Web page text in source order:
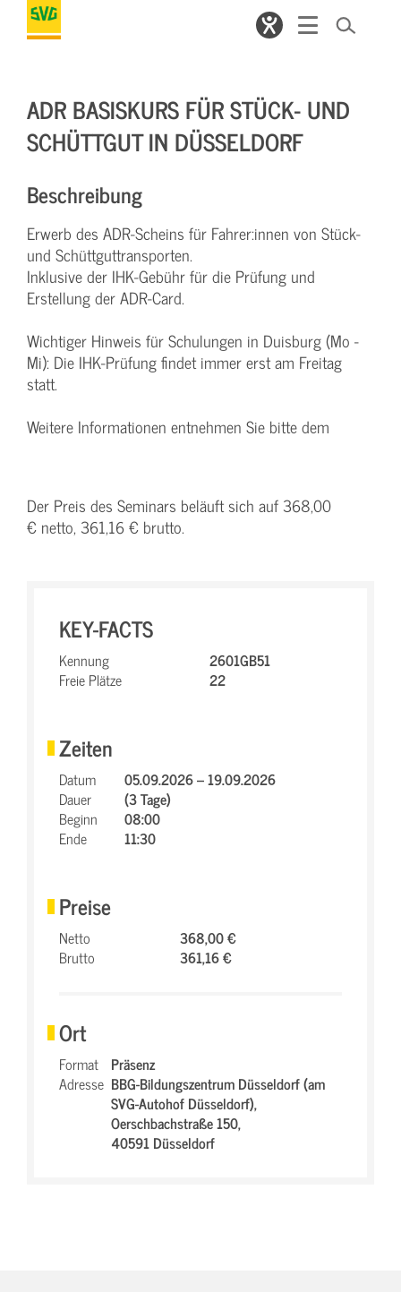
ADR BASISKURS FÜR STÜCK- UND
SCHÜTTGUT IN DÜSSELDORF
Beschreibung
Erwerb des ADR-Scheins für Fahrer:innen von Stück-
und Schüttguttransporten.
Inklusive der IHK-Gebühr für die Prüfung und
Erstellung der ADR-Card.
Wichtiger Hinweis für Schulungen in Duisburg (Mo -
Mi): Die IHK-Prüfung findet immer erst am Freitag
statt.
Weitere Informationen entnehmen Sie bitte dem
Der Preis des Seminars beläuft sich auf 368,00
€ netto, 361,16 € brutto.
KEY-FACTS
Kennung
2601GB51
Freie Plätze
22
Zeiten
Datum
05.09.2026 – 19.09.2026
Dauer
(3 Tage)
Beginn
08:00
Ende
11:30
Preise
Netto
368,00 €
Brutto
361,16 €
Ort
Format Präsenz
Adresse BBG-Bildungszentrum Düsseldorf (am
SVG-Autohof Düsseldorf),
Oerschbachstraße 150,
40591 Düsseldorf